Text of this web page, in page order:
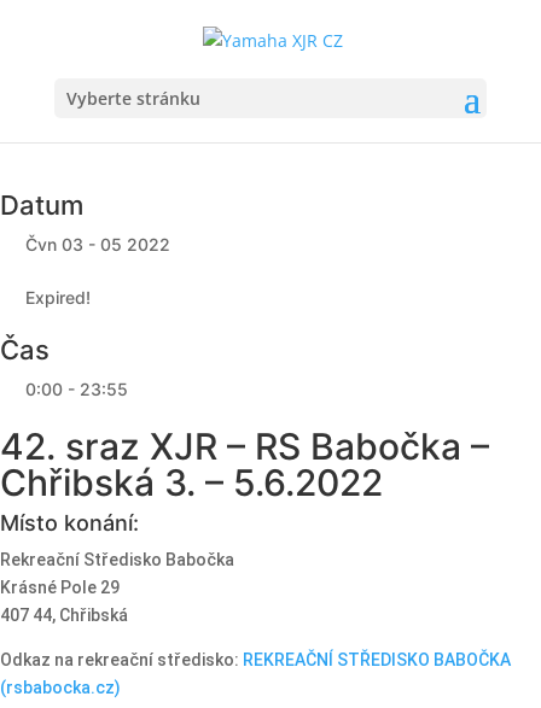
Vyberte stránku
Datum
Čvn 03 - 05 2022
Expired!
Čas
0:00 - 23:55
42. sraz XJR – RS Babočka –
Chřibská 3. – 5.6.2022
Místo konání:
Rekreační Středisko Babočka
Krásné Pole 29
407 44, Chřibská
Odkaz na rekreační středisko: REKREAČNÍ STŘEDISKO BABOČKA
(rsbabocka.cz)